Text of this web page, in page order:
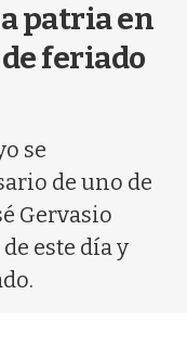
patria en
feriado
se
de uno de
Gervasio
este día y